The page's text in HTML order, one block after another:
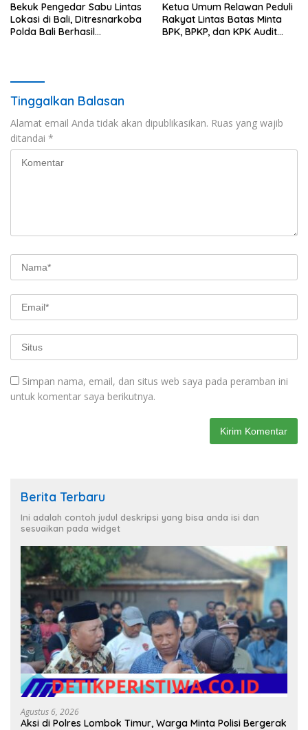
Bekuk Pengedar Sabu Lintas
Lokasi di Bali, Ditresnarkoba
Polda Bali Berhasil
Ketua Umum Relawan Peduli
Rakyat Lintas Batas Minta
BPK, BPKP, dan KPK Audit
Tinggalkan Balasan
Alamat email Anda tidak akan dipublikasikan. Ruas yang wajib
ditandai *
Simpan nama, email, dan situs web saya pada peramban ini
untuk komentar saya berikutnya.
Berita Terbaru
Ini adalah contoh judul deskripsi yang bisa anda isi dan
sesuaikan pada widget
Agustus 6, 2026
Aksi di Polres Lombok Timur, Warga Minta Polisi Bergerak